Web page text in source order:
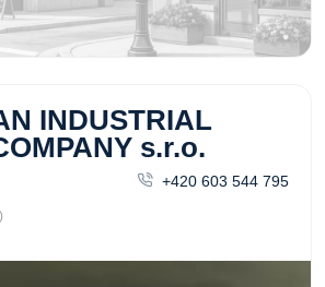
INDUSTRIAL
s.r.o.
+420 603 544 795